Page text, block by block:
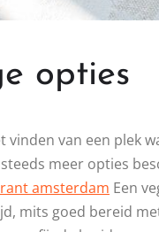
opties
van een plek
meer opties
amsterdam Een
mits goed bereid